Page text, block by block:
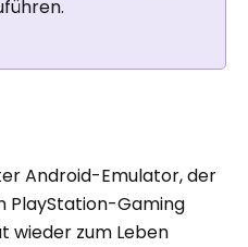
Android-Emulator, der
PlayStation-Gaming
wieder zum Leben